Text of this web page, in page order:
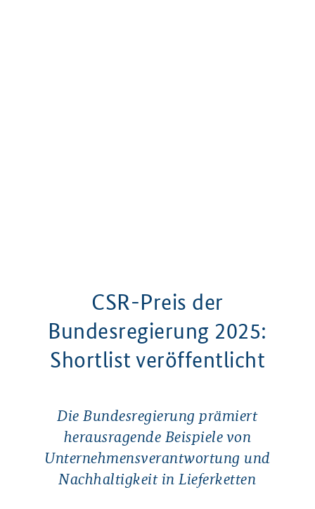
CSR-Preis der
Bundesregierung 2025:
Shortlist veröffentlicht
Die Bundesregierung prämiert
herausragende Beispiele von
Unternehmensverantwortung und
Nachhaltigkeit in Lieferketten